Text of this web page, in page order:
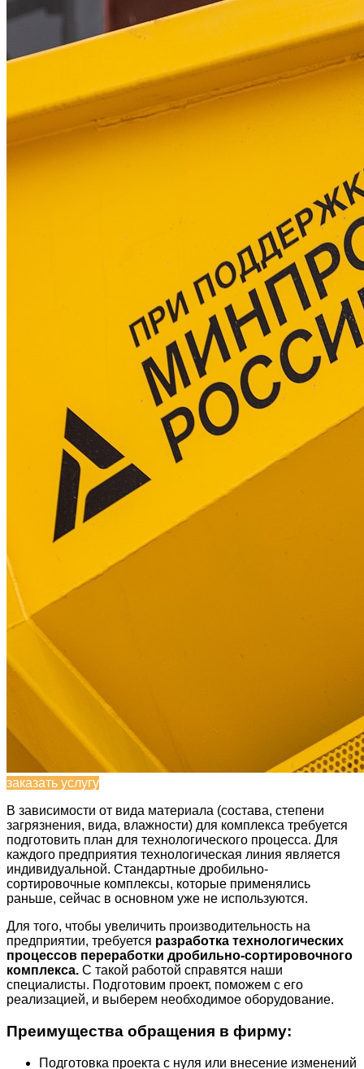
заказать услугу
В зависимости от вида материала (состава, степени
загрязнения, вида, влажности) для комплекса требуется
подготовить план для технологического процесса. Для
каждого предприятия технологическая линия является
индивидуальной. Стандартные дробильно-
сортировочные комплексы, которые применялись
раньше, сейчас в основном уже не используются.
Для того, чтобы увеличить производительность на
предприятии, требуется разработка технологических
процессов переработки дробильно-сортировочного
комплекса. С такой работой справятся наши
специалисты. Подготовим проект, поможем с его
реализацией, и выберем необходимое оборудование.
Преимущества обращения в фирму:
Подготовка проекта с нуля или внесение изменений